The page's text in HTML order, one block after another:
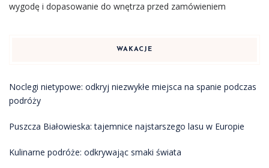
wygodę i dopasowanie do wnętrza przed zamówieniem
WAKACJE
Noclegi nietypowe: odkryj niezwykłe miejsca na spanie podczas
podróży
Puszcza Białowieska: tajemnice najstarszego lasu w Europie
Kulinarne podróże: odkrywając smaki świata